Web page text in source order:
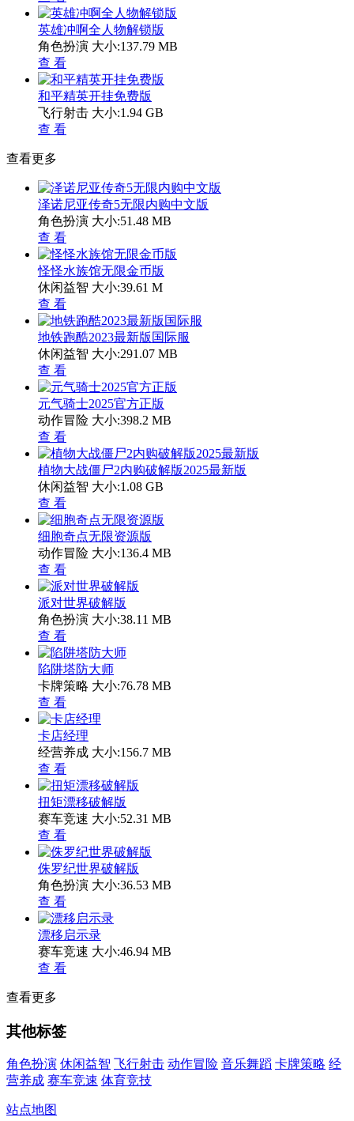
英雄冲啊全人物解锁版
角色扮演 大小:137.79 MB
查 看
和平精英开挂免费版
飞行射击 大小:1.94 GB
查 看
查看更多
泽诺尼亚传奇5无限内购中文版
角色扮演 大小:51.48 MB
查 看
怪怪水族馆无限金币版
休闲益智 大小:39.61 M
查 看
地铁跑酷2023最新版国际服
休闲益智 大小:291.07 MB
查 看
元气骑士2025官方正版
动作冒险 大小:398.2 MB
查 看
植物大战僵尸2内购破解版2025最新版
休闲益智 大小:1.08 GB
查 看
细胞奇点无限资源版
动作冒险 大小:136.4 MB
查 看
派对世界破解版
角色扮演 大小:38.11 MB
查 看
陷阱塔防大师
卡牌策略 大小:76.78 MB
查 看
卡店经理
经营养成 大小:156.7 MB
查 看
扭矩漂移破解版
赛车竞速 大小:52.31 MB
查 看
侏罗纪世界破解版
角色扮演 大小:36.53 MB
查 看
漂移启示录
赛车竞速 大小:46.94 MB
查 看
查看更多
其他标签
角色扮演 休闲益智 飞行射击 动作冒险 音乐舞蹈 卡牌策略 经
营养成 赛车竞速 体育竞技
站点地图